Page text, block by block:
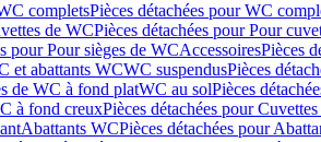
completsPièces détachées pour WC
de WCPièces détachées pour Pour
pour Pour sièges de WCAccessoiresPièces
et abattants WCWC suspendusPièces
de WC à fond platWC au solPièces
à fond creuxPièces détachées pour
Abattants WCPièces détachées pour